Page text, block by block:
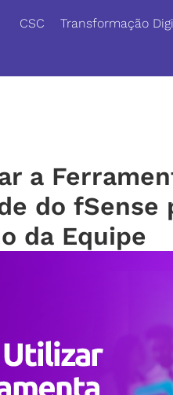
CSC Transformação
a
do fSense
da Equipe